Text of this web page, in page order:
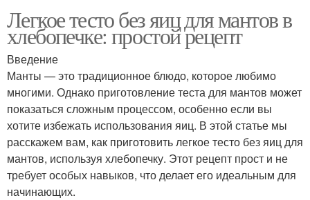
Легкое тесто без яиц для мантов в
хлебопечке: простой рецепт
Введение
Манты — это традиционное блюдо, которое любимо
многими. Однако приготовление теста для мантов может
показаться сложным процессом, особенно если вы
хотите избежать использования яиц. В этой статье мы
расскажем вам, как приготовить легкое тесто без яиц для
мантов, используя хлебопечку. Этот рецепт прост и не
требует особых навыков, что делает его идеальным для
начинающих.